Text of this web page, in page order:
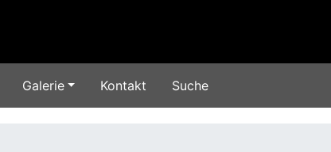
Galerie Kontakt Suche